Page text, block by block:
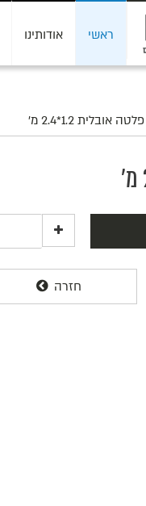
ראשי אודותינו
פלטה אובלית 1.2*2.4 מ'
חזרה